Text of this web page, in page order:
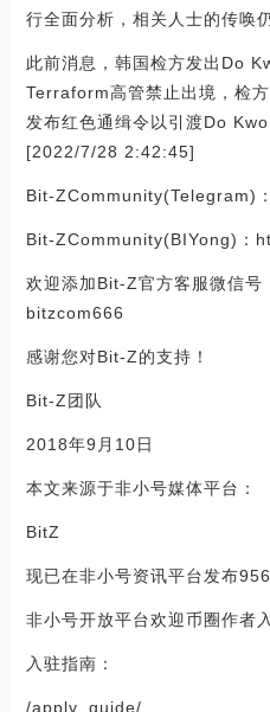
行全面分析，相关人士的传唤
此前消息，韩国检方发出Do
Terraform高管禁止出境，检
发布红色通缉令以引渡Do
[2022/7/28 2:42:45]
Bit-ZCommunity(Telegram)
Bit-ZCommunity(BIYong)：
欢迎添加Bit-Z官方客服微信号
bitzcom666
感谢您对Bit-Z的支持！
Bit-Z团队
2018年9月10日
本文来源于非小号媒体平台：
BitZ
现已在非小号资讯平台发布956
非小号开放平台欢迎币圈作者
入驻指南：
/apply_guide/